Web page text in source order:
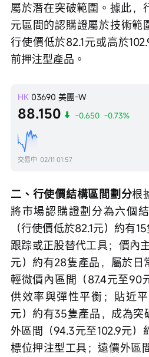
屬於潛在突破範圍。據此，
元區間的認購證屬於技術範
行使價低於82.1元或高於
前押注型產品。
HK 03690 美團-W
88.150 -0.650 -0.73%
交易中 02/11 01:57
二、行使價結構區間劃分根
將市場認購證劃分為六個
（行使價低於82.1元）約有
跟踪或正股替代工具；價內
元）約有28隻產品，屬於日
輕微價內區間（87.4元至90
供效率與彈性平衡；貼近
元）約有35隻產品，成為突
外區間（94.3元至102.9元）
標位押注型工具；遠價外區